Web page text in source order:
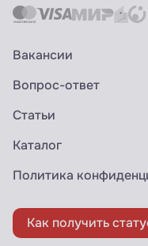
Вакансии
Вопрос-ответ
Статьи
Каталог
Политика
Как получить